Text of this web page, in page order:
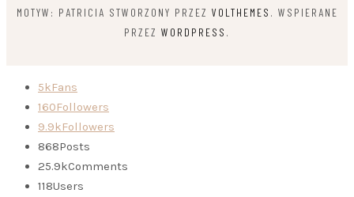
MOTYW: PATRICIA STWORZONY PRZEZ VOLTHEMES . WSPIERANE
PRZEZ WORDPRESS .
5kFans
160Followers
9.9kFollowers
868Posts
25.9kComments
118Users